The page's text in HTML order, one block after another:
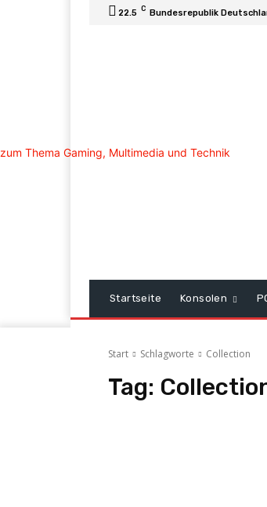
22.5 C Bundesrepublik
Startseite Konsolen
Start Schlagworte Collection
Tag: